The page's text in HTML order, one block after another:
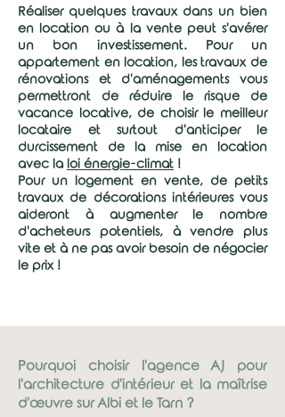
Réaliser quelques travaux dans un bien
en location ou à la vente peut s'avérer
un bon investissement. Pour un
appartement en location, les travaux de
rénovations et d'aménagements vous
permettront de réduire le risque de
vacance locative, de choisir le meilleur
locataire et surtout d'anticiper le
durcissement de la mise en location
avec la loi énergie-climat !
Pour un logement en vente, de petits
travaux de décorations intérieures vous
aideront à augmenter le nombre
d'acheteurs potentiels, à vendre plus
vite et à ne pas avoir besoin de négocier
le prix !
Pourquoi choisir l'agence AJ pour
l'architecture d'intérieur et la maîtrise
d'œuvre sur Albi et le Tarn ?